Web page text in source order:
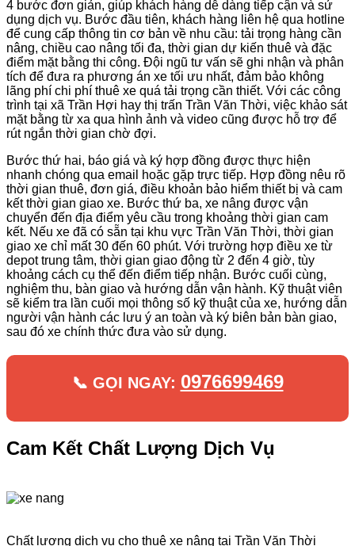
4 bước đơn giản, giúp khách hàng dễ dàng tiếp cận và sử
dụng dịch vụ. Bước đầu tiên, khách hàng liên hệ qua hotline
để cung cấp thông tin cơ bản về nhu cầu: tải trọng hàng cần
nâng, chiều cao nâng tối đa, thời gian dự kiến thuê và đặc
điểm mặt bằng thi công. Đội ngũ tư vấn sẽ ghi nhận và phân
tích để đưa ra phương án xe tối ưu nhất, đảm bảo không
lãng phí chi phí thuê xe quá tải trọng cần thiết. Với các công
trình tại xã Trần Hợi hay thị trấn Trần Văn Thời, việc khảo sát
mặt bằng từ xa qua hình ảnh và video cũng được hỗ trợ để
rút ngắn thời gian chờ đợi.
Bước thứ hai, báo giá và ký hợp đồng được thực hiện
nhanh chóng qua email hoặc gặp trực tiếp. Hợp đồng nêu rõ
thời gian thuê, đơn giá, điều khoản bảo hiểm thiết bị và cam
kết thời gian giao xe. Bước thứ ba, xe nâng được vận
chuyển đến địa điểm yêu cầu trong khoảng thời gian cam
kết. Nếu xe đã có sẵn tại khu vực Trần Văn Thời, thời gian
giao xe chỉ mất 30 đến 60 phút. Với trường hợp điều xe từ
depot trung tâm, thời gian giao động từ 2 đến 4 giờ, tùy
khoảng cách cụ thể đến điểm tiếp nhận. Bước cuối cùng,
nghiệm thu, bàn giao và hướng dẫn vận hành. Kỹ thuật viên
sẽ kiểm tra lần cuối mọi thông số kỹ thuật của xe, hướng dẫn
người vận hành các lưu ý an toàn và ký biên bản bàn giao,
sau đó xe chính thức đưa vào sử dụng.
📞 GỌI NGAY: 0976699469
Cam Kết Chất Lượng Dịch Vụ
Chất lượng dịch vụ cho thuê xe nâng tại Trần Văn Thời